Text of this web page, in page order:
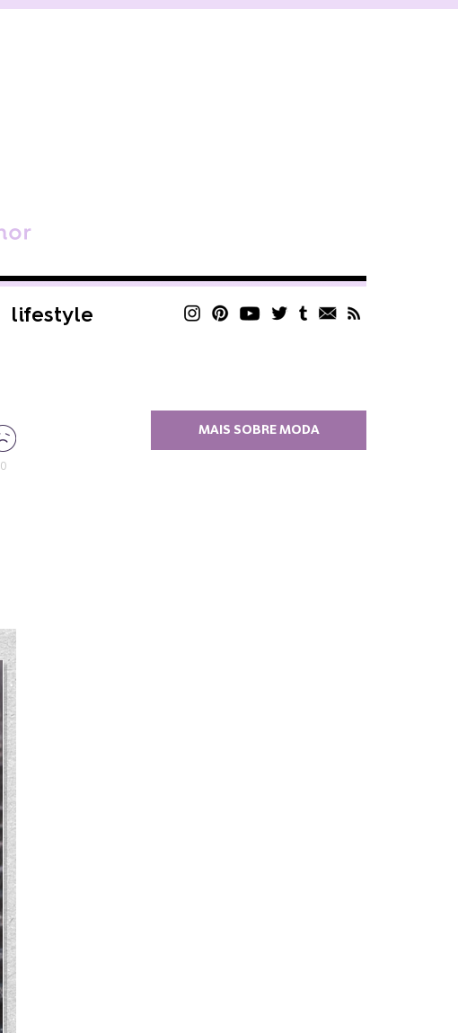
lifestyle
0
MAIS SOBRE MODA